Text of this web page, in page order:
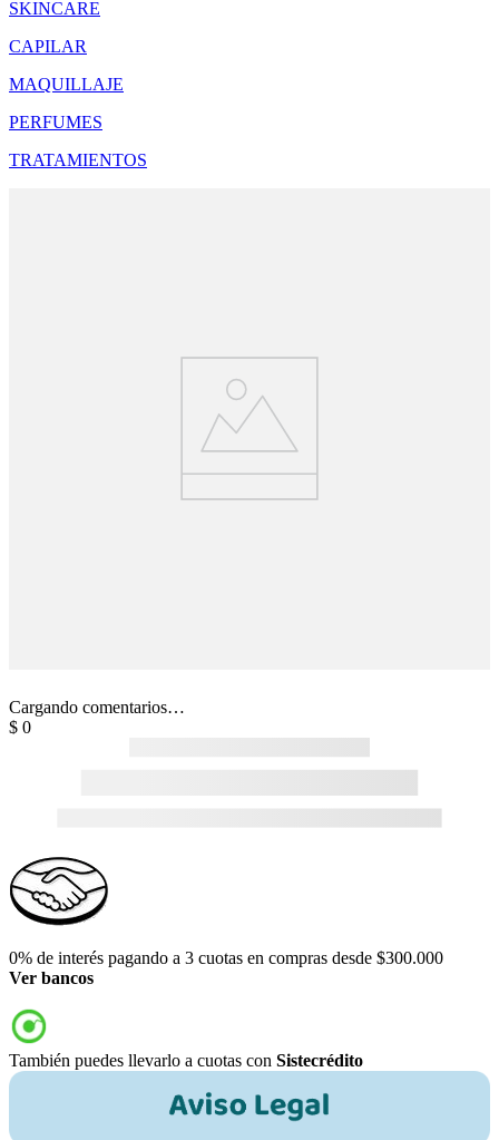
SKINCARE
CAPILAR
MAQUILLAJE
PERFUMES
TRATAMIENTOS
Cargando comentarios…
$ 0
0% de interés pagando a 3 cuotas en compras desde $300.000
Ver bancos
También puedes llevarlo a cuotas con Sistecrédito